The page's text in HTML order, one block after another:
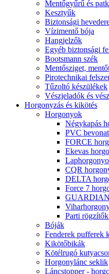
Mentőgyűrű és
Kesztyűk
Biztonsági
Vízimentő bója
Hangjelzők
Egyéb biztonsági
Bootsmann szék
Mentősziget,
Pirotechnikai
Tűzoltó készülékek
Vészjeladók és
Horgonyzás és kikötés
Horgonyok
Négykapás
PVC
FORCE
Ekevas
CQR
DELTA
Force 7
Parti
Bóják
Fenderek pufferek
Kikötőbikák
Kötélrugó
Horgonylánc seklik
Láncstopper -